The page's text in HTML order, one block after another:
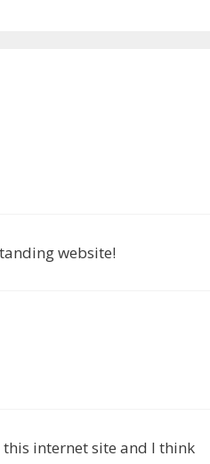
website!
internet site and I think